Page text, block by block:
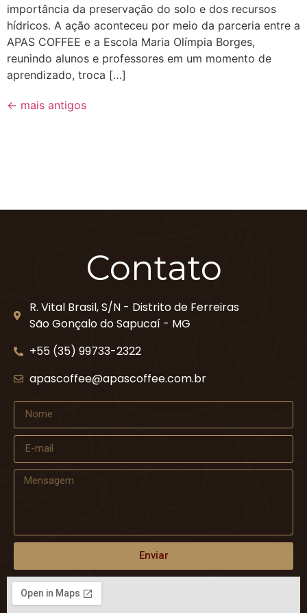
importância da preservação do solo e dos recursos
hídricos. A ação aconteceu por meio da parceria entre a
APAS COFFEE e a Escola Maria Olímpia Borges,
reunindo alunos e professores em um momento de
aprendizado, troca […]
← mais antigos
Contato
R. Vital Brasil, S/N - Distrito de Ferreiras
São Gonçalo do Sapucaí - MG
+55 (35) 99733-2322
apascoffee@apascoffee.com.br
Enviar